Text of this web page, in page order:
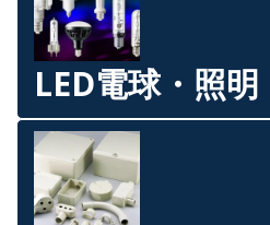
LED電球・照明